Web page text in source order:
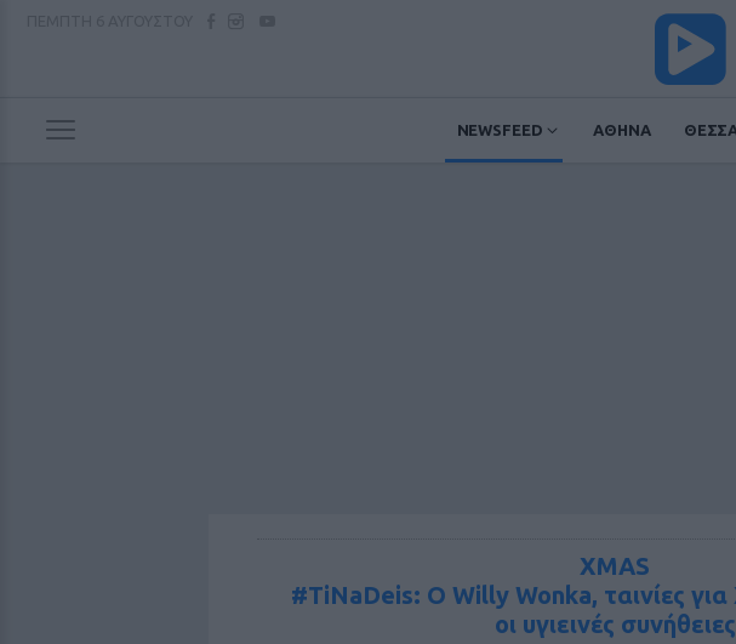
NEWSFEED ΑΘΗΝΑ
XMAS
#TiNaDeis: Ο Willy Wonka, ταινίες για
οι υγιεινές συνήθειες